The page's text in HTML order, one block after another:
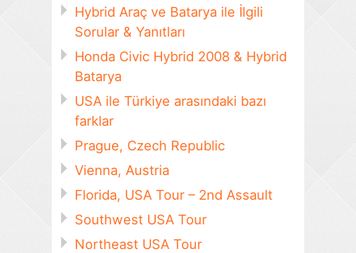
Hybrid Araç ve Batarya ile İlgili
Sorular & Yanıtları
Honda Civic Hybrid 2008 & Hybrid
Batarya
USA ile Türkiye arasındaki bazı
farklar
Prague, Czech Republic
Vienna, Austria
Florida, USA Tour – 2nd Assault
Southwest USA Tour
Northeast USA Tour